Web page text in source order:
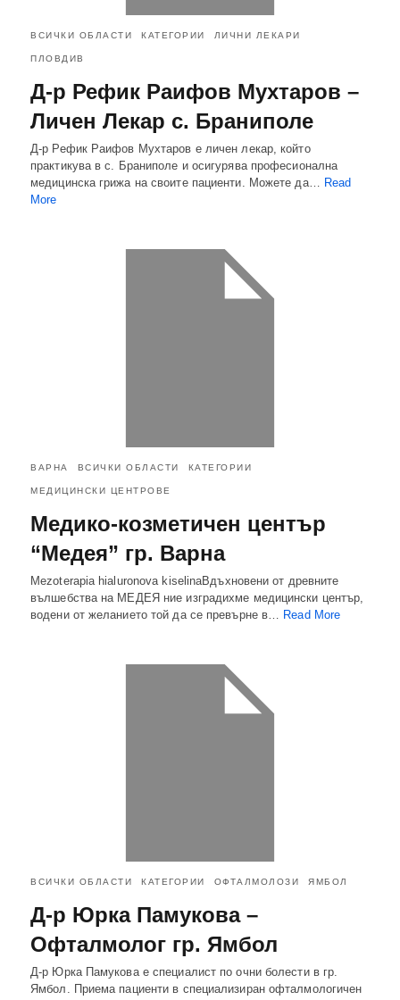
ВСИЧКИ ОБЛАСТИ КАТЕГОРИИ ЛИЧНИ ЛЕКАРИ
ПЛОВДИВ
Д-р Рефик Раифов Мухтаров –
Личен Лекар с. Браниполе
Д-р Рефик Раифов Мухтаров е личен лекар, който
практикува в с. Браниполе и осигурява професионална
медицинска грижа на своите пациенти. Можете да… Read
More
ВАРНА ВСИЧКИ ОБЛАСТИ КАТЕГОРИИ
МЕДИЦИНСКИ ЦЕНТРОВЕ
Медико-козметичен център
“Медея” гр. Варна
Mezoterapia hialuronova kiselinaВдъхновени от древните
вълшебства на МЕДЕЯ ние изградихме медицински център,
водени от желанието той да се превърне в…
Read More
ВСИЧКИ ОБЛАСТИ КАТЕГОРИИ ОФТАЛМОЛОЗИ ЯМБОЛ
Д-р Юрка Памукова –
Офталмолог гр. Ямбол
Д-р Юрка Памукова е специалист по очни болести в гр.
Ямбол. Приема пациенти в специализиран офталмологичен